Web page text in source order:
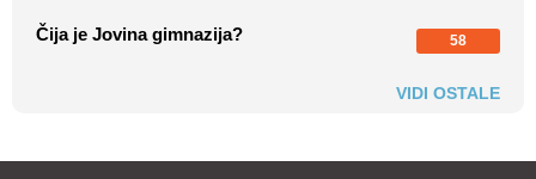
Čija je Jovina gimnazija? 58
VIDI OSTALE